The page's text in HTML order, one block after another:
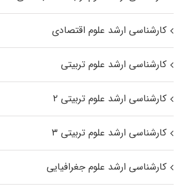
کارشناسی ارشد علوم اقتصادی
کارشناسی ارشد علوم تربیتی
کارشناسی ارشد علوم تربیتی ۲
کارشناسی ارشد علوم تربیتی ۳
کارشناسی ارشد علوم جغرافیایی